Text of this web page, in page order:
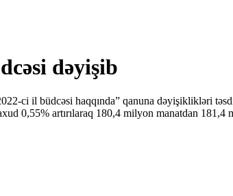
dəyişib
ci il büdcəsi haqqında” qanuna dəyişiklikləri
0,55% artırılaraq 180,4 milyon manatdan 181,4